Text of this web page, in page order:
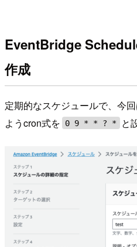
EventBridge
作成
定期的なスケジュールで、今
ようcron式を
0 9 * * ? * と